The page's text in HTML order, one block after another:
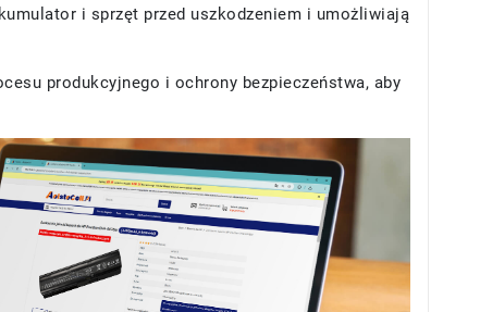
i sprzęt przed uszkodzeniem i umożliwiają
produkcyjnego i ochrony bezpieczeństwa, aby